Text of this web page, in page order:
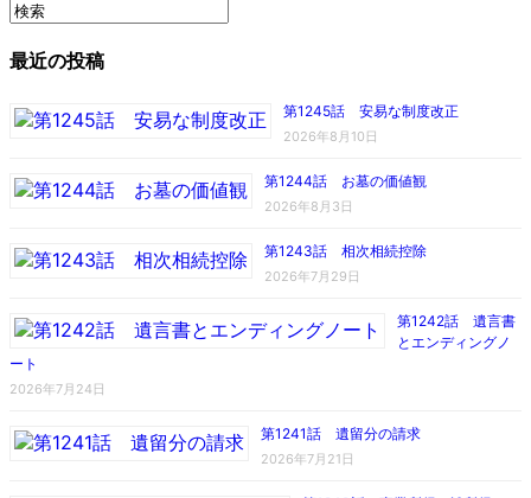
最近の投稿
第1245話 安易な制度改正
2026年8月10日
第1244話 お墓の価値観
2026年8月3日
第1243話 相次相続控除
2026年7月29日
第1242話 遺言書
とエンディングノ
ート
2026年7月24日
第1241話 遺留分の請求
2026年7月21日